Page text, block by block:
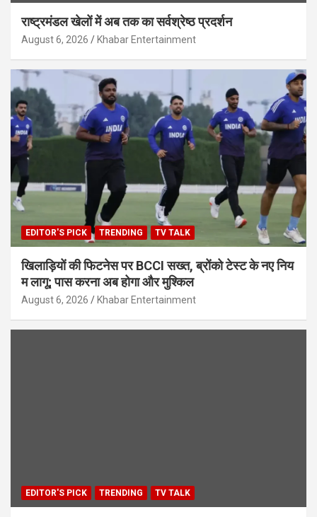
राष्ट्रमंडल खेलों में अब तक का सर्वश्रेष्ठ प्रदर्शन
August 6, 2026 Khabar Entertainment
EDITOR'S PICK TRENDING TV TALK
खिलाड़ियों की फिटनेस पर BCCI सख्त, ब्रोंको टेस्ट के नए निय
म लागू; पास करना अब होगा और मुश्किल
August 6, 2026 Khabar Entertainment
EDITOR'S PICK TRENDING TV TALK